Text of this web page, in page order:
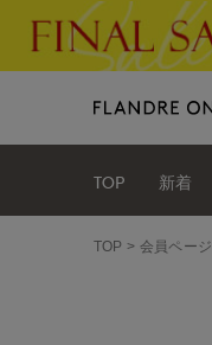
TOP 新着
TOP 会員ページ